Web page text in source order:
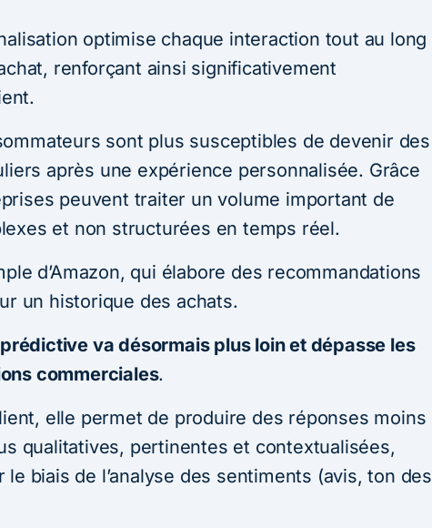
optimise chaque interaction tout au long
renforçant ainsi significativement
sont plus susceptibles de devenir des
après une expérience personnalisée. Grâce
peuvent traiter un volume important de
et non structurées en temps réel.
d’Amazon, qui élabore des recommandations
un historique des achats.
prédictive va désormais plus loin et dépasse les
commerciales.
elle permet de produire des réponses moins
qualitatives, pertinentes et contextualisées,
le biais de l’analyse des sentiments (avis, ton des